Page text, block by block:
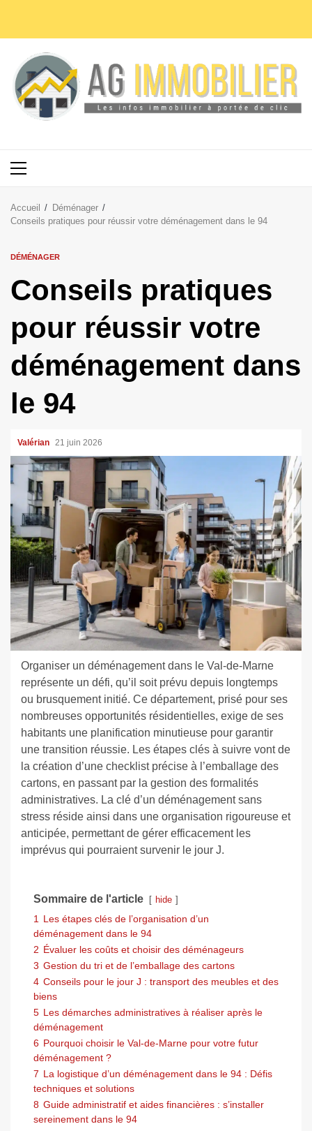
contenu
Menu
Accueil
Déménager
Conseils pratiques pour réussir votre déménagement dans le 94
DÉMÉNAGER
Conseils pratiques
pour réussir votre
déménagement dans
le 94
Valérian 21 juin 2026
Organiser un déménagement dans le Val-de-Marne
représente un défi, qu’il soit prévu depuis longtemps
ou brusquement initié. Ce département, prisé pour ses
nombreuses opportunités résidentielles, exige de ses
habitants une planification minutieuse pour garantir
une transition réussie. Les étapes clés à suivre vont de
la création d’une checklist précise à l’emballage des
cartons, en passant par la gestion des formalités
administratives. La clé d’un déménagement sans
stress réside ainsi dans une organisation rigoureuse et
anticipée, permettant de gérer efficacement les
imprévus qui pourraient survenir le jour J.
Sommaire de l'article hide
1
Les étapes clés de l’organisation d’un
déménagement dans le 94
2 Évaluer les coûts et choisir des déménageurs
3 Gestion du tri et de l’emballage des cartons
4 Conseils pour le jour J : transport des meubles et des
biens
5 Les démarches administratives à réaliser après le
déménagement
6 Pourquoi choisir le Val-de-Marne pour votre futur
déménagement ?
7 La logistique d’un déménagement dans le 94 : Défis
techniques et solutions
8 Guide administratif et aides financières : s’installer
sereinement dans le 94